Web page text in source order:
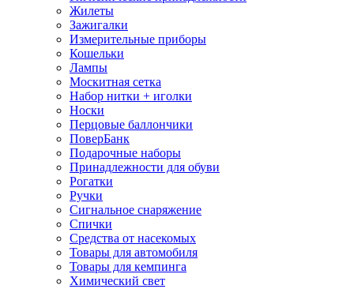
Жилеты
Зажигалки
Измерительные приборы
Кошельки
Лампы
Москитная сетка
Набор нитки + иголки
Носки
Перцовые баллончики
ПоверБанк
Подарочные наборы
Принадлежности для обуви
Рогатки
Ручки
Сигнальное снаряжение
Спички
Средства от насекомых
Товары для автомобиля
Товары для кемпинга
Химический свет